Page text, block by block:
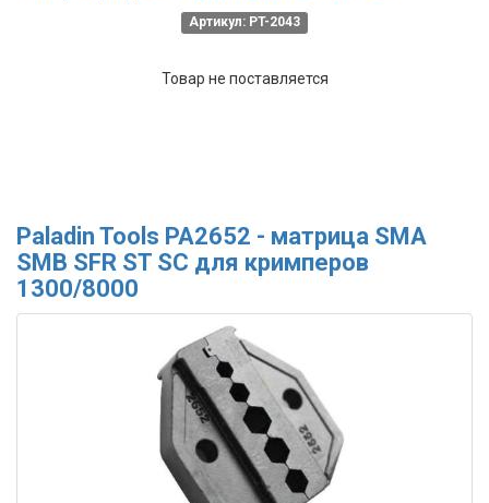
Артикул: PT-2043
Товар не поставляется
Paladin Tools PA2652 - матрица SMA
SMB SFR ST SC для кримперов
1300/8000